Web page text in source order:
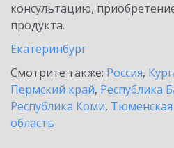
консультацию,
продукта.
Екатеринбург
Смотрите также: Россия,
Пермский край, Республика
Республика Коми, Тюменская
область